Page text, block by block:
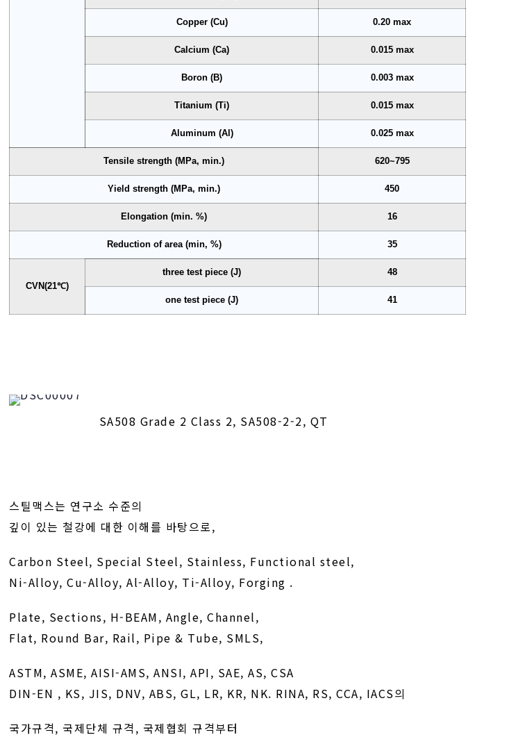
Copper (Cu) 0.20 max
Calcium (Ca) 0.015 max
Boron (B) 0.003 max
Titanium (Ti) 0.015 max
Aluminum (Al) 0.025 max
Tensile strength (MPa, min.) 620~795
Yield strength (MPa, min.) 450
Elongation (min. %) 16
Reduction of area (min, %) 35
CVN(21℃)
three test piece (J) 48
one test piece (J) 41
SA508 Grade 2 Class 2, SA508-2-2, QT
스틸맥스는 연구소 수준의
깊이 있는 철강에 대한 이해를 바탕으로,
Carbon Steel, Special Steel, Stainless, Functional steel,
Ni-Alloy, Cu-Alloy, Al-Alloy, Ti-Alloy, Forging .
Plate, Sections, H-BEAM, Angle, Channel,
Flat, Round Bar, Rail, Pipe & Tube, SMLS,
ASTM, ASME, AISI-AMS, ANSI, API, SAE, AS, CSA
DIN-EN , KS, JIS, DNV, ABS, GL, LR, KR, NK. RINA, RS, CCA, IACS의
국가규격, 국제단체 규격, 국제협회 규격부터